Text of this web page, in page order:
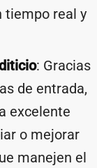
tiempo real y
: Gracias
de entrada,
excelente
o mejorar
manejen el